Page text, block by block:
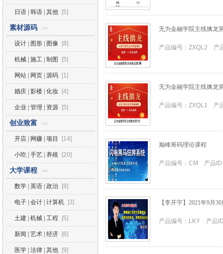
日语 | 韩语 | 其他 [5]
素材源码 >>
设计 | 图形 | 图像 [8]
机械 | 施工 | 制图 [5]
网站 | 网页 | 源码 [1]
婚庆 | 影楼 | 化妆 [4]
企业 | 管理 | 资源 [5]
创业致富 >>
开店 | 网赚 | 项目 [14]
小吃 | 手艺 | 养殖 [20]
大学课程 >>
数学 | 英语 | 政治 [8]
电子 | 会计 | 计算机 [3]
土建 | 机械 | 工程 [5]
新闻 | 艺术 | 经济 [6]
医学 | 法律 | 其他 [9]
无为金融学院主线擒龙
产品编号：ZXQL2 产
无为金融学院主线擒龙
产品编号：ZXQL1 产
巅峰筹码理论课程
产品编号：CM 产品ID
【李开宇】2021年9月
产品编号：LKY 产品